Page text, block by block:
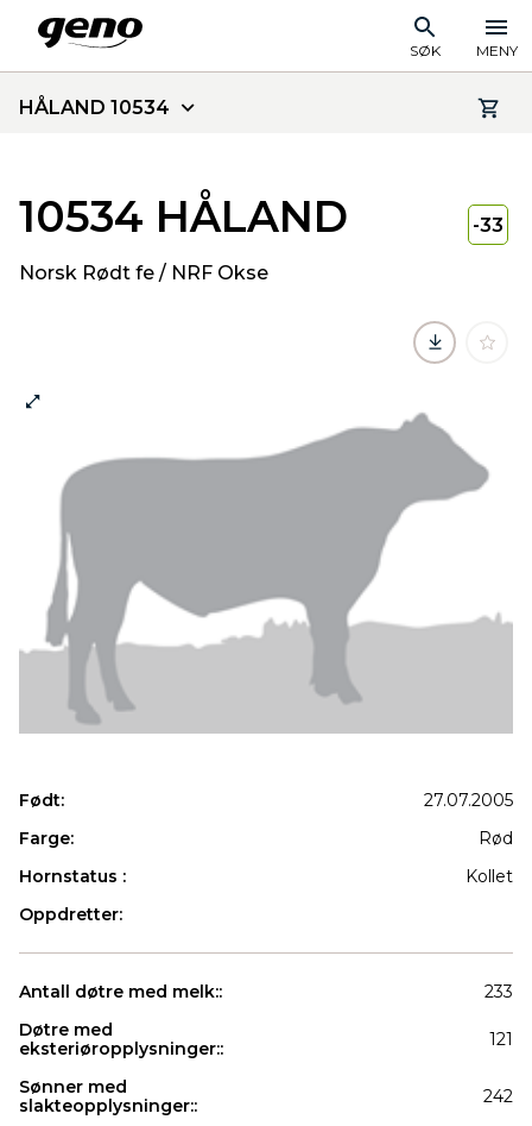
SØK MENY
HÅLAND 10534
10534 HÅLAND
Norsk Rødt fe / NRF Okse
-33
Født:
27.07.2005
Farge:
Rød
Hornstatus :
Kollet
Oppdretter:
Antall døtre med melk::
233
Døtre med
eksteriøropplysninger::
121
Sønner med
slakteopplysninger::
242